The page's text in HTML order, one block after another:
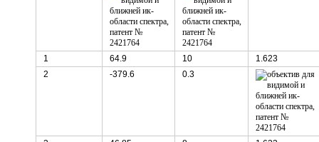
1 64.9 10
1.623
2
-379.6 0.3